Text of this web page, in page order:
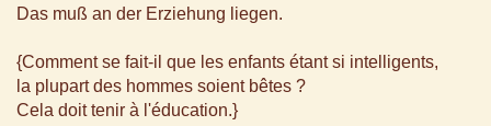
Das muß an der Erziehung liegen.
{Comment se fait-il que les enfants étant si intelligents,
la plupart des hommes soient bêtes ?
Cela doit tenir à l'éducation.}